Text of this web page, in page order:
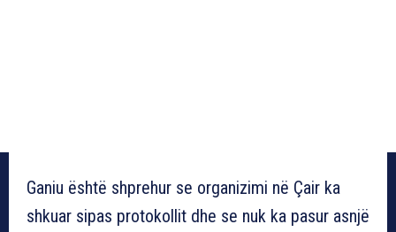
Ganiu është shprehur se organizimi në Çair ka
shkuar sipas protokollit dhe se nuk ka pasur asnjë